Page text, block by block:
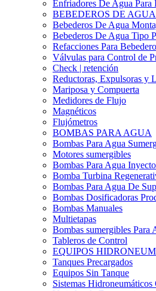
Enfriadores De Agua Para
BEBEDEROS DE AGUA
Bebederos De Agua
Bebederos De Agua Tipo
Refacciones Para
Válvulas para Control de
Check | retención
Reductoras, Expulsoras y
Mariposa y Compuerta
Medidores de Flujo
Magnéticos
Flujómetros
BOMBAS PARA AGUA
Bombas Para Agua
Motores sumergibles
Bombas Para Agua
Bomba Turbina
Bombas Para Agua De
Bombas Dosificadoras
Bombas Manuales
Multietapas
Bombas sumergibles Para
Tableros de Control
EQUIPOS
Tanques Precargados
Equipos Sin Tanque
Sistemas Hidroneumáticos